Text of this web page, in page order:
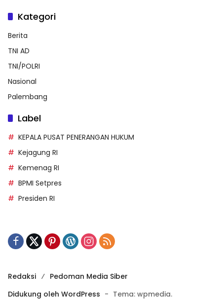
Kategori
Berita
TNI AD
TNI/POLRI
Nasional
Palembang
Label
KEPALA PUSAT PENERANGAN HUKUM
Kejagung RI
Kemenag RI
BPMI Setpres
Presiden RI
Redaksi
Pedoman Media Siber
Didukung oleh WordPress - Tema: wpmedia.